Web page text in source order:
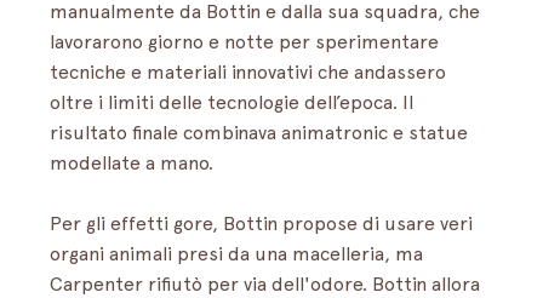
manualmente da Bottin e dalla sua squadra, che
lavorarono giorno e notte per sperimentare
tecniche e materiali innovativi che andassero
oltre i limiti delle tecnologie dell’epoca. Il
risultato finale combinava animatronic e statue
modellate a mano.
Per gli effetti gore, Bottin propose di usare veri
organi animali presi da una macelleria, ma
Carpenter rifiutò per via dell'odore. Bottin allora